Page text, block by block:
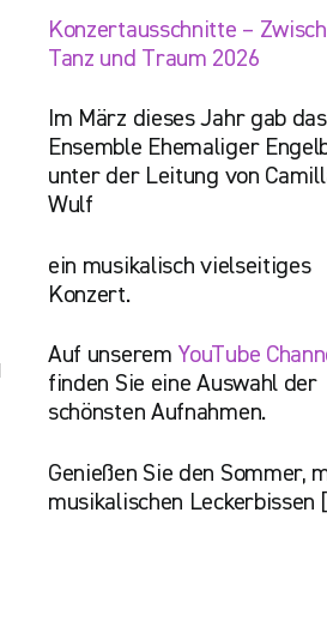
Konzertausschnitte –
Tanz und Traum 2026
Im März dieses Jahr gab das
Ensemble Ehemaliger
unter der Leitung von
Wulf
ein musikalisch vielseitiges
Konzert.
Auf unserem YouTube
finden Sie eine Auswahl der
schönsten Aufnahmen.
Genießen Sie den Sommer,
musikalischen Leckerbissen